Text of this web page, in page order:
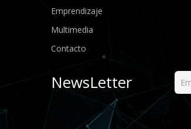
Emprendizaje
Multimedia
Contacto
NewsLetter